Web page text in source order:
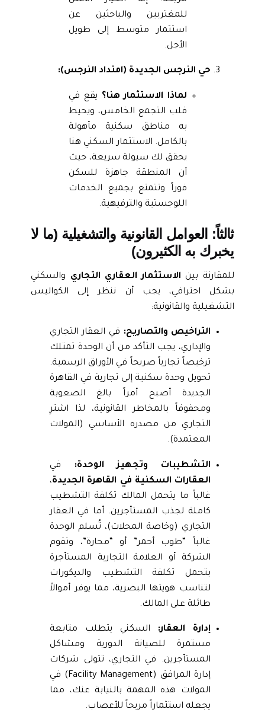
للمغتربين والباحثين عن
استثمار متوسط إلى طويل
الأجل.
حي النرجس الجديدة (امتداد النرجس):
لماذا الاستثمار هنا؟ يقع في
قلب التجمع الخامس، ويحيط
به مناطق سكنية مأهولة
بالكامل. الاستثمار السكني هنا
يحقق لك سيولة سريعة، حيث
أن المنطقة جاهزة للسكن
فوراً وتتمتع بجميع الخدمات
اللوجستية والترفيهية.
ثالثاً: العوامل القانونية والتشغيلية (ما لا
يخبرك به الكثيرون)
للمقارنة بين الاستثمار العقاري التجاريوالسكني
بشكل احترافي، يجب أن ننظر إلى الكواليس
التشغيلية والقانونية:
التراخيص والتصاريح:في العقار التجاري
والإداري، يجب التأكد من أن الوحدة تمتلك
ترخيصاً تجارياً صريحاً في الأوراق الرسمية.
تحويل وحدة سكنية إلى تجارية في القاهرة
الجديدة أصبح أمراً بالغ الصعوبة
ومحفوفاً بالمخاطر القانونية، لذا اشترِ
التجاري من مصدره الأساسي (المولات
المعتمدة).
التشطيبات وتجهيز الوحدة:في
العقارات السكنية في القاهرة الجديدة،
غالباً ما يتحمل المالك تكلفة التشطيب
كاملة لجذب المستأجرين. أما في العقار
التجاري (وخاصة المحلات)، تُسلم الوحدة
غالباً “طوب أحمر” أو “محارة”، وتقوم
الشركة أو العلامة التجارية المستأجرة
بتحمل تكلفة التشطيب والديكورات
لتناسب هويتها البصرية، مما يوفر أموالاً
طائلة على المالك.
إدارة العقار:السكني يتطلب متابعة
مستمرة للصيانة الدورية ومشاكل
المستأجرين. في التجاري، تتولى شركات
إدارة المرافق (Facility Management) في
المولات هذه المهمة بالنيابة عنك، مما
يجعله استثماراً مريحاً للأعصاب.